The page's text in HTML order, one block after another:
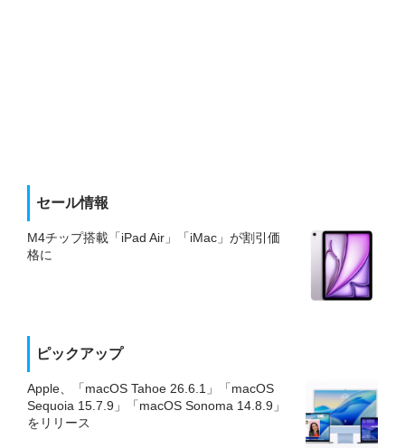
セール情報
M4チップ搭載「iPad Air」「iMac」が割引価
格に
ピックアップ
Apple、「macOS Tahoe 26.6.1」「macOS
Sequoia 15.7.9」「macOS Sonoma 14.8.9」
をリリース